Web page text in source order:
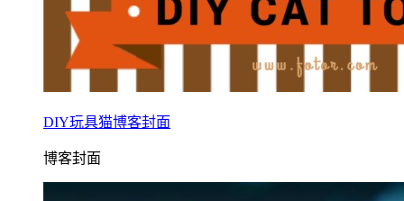
DIY玩具猫博客封面
博客封面